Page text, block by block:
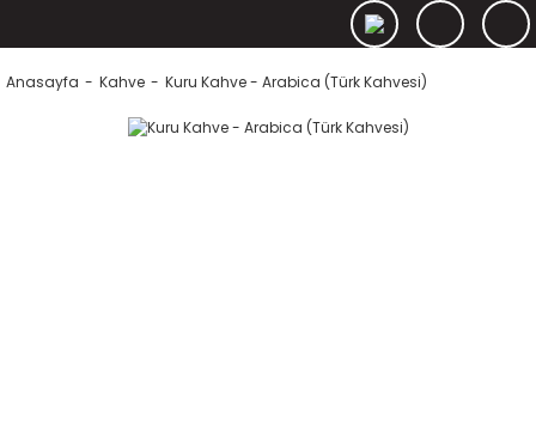
Anasayfa Kahve Kuru Kahve - Arabica (Türk Kahvesi)